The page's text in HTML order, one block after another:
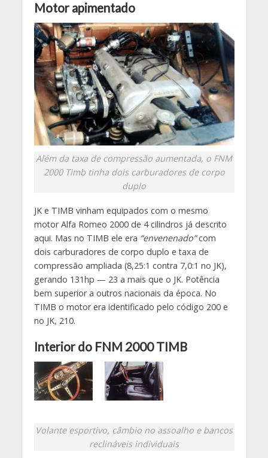
Motor apimentado
Além da taxa de compressão aumentada, o FNM
2000 Timb tinha dois carburadores de corpo
duplo
JK e TIMB vinham equipados com o mesmo
motor Alfa Romeo 2000 de 4 cilindros já descrito
aqui. Mas no TIMB ele era “envenenado”com
dois carburadores de corpo duplo e taxa de
compressão ampliada (8,25:1 contra 7,0:1 no JK),
gerando 131hp — 23 a mais que o JK. Potência
bem superior a outros nacionais da época. No
TIMB o motor era identificado pelo código 200 e
no JK, 210.
Interior do FNM 2000 TIMB
Volante esportivo, câmbio no assoalho e bancos
reclináveis individuais